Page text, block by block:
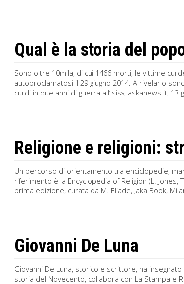
Qual è la storia del
Sono oltre 10mila, di cui 1466 morti, le vittime
autoproclamatosi il 29 giugno 2014. A rivelarlo
curdi in due anni di guerra all’Isis», askanews.it,
Religione e religioni:
Un percorso di orientamento tra enciclopedie,
riferimento è la Encyclopedia of Religion (L.
prima edizione, curata da M. Eliade, Jaka Book,
Giovanni De Luna
Giovanni De Luna, storico e scrittore, ha
storia del Novecento, collabora con La Stampa e